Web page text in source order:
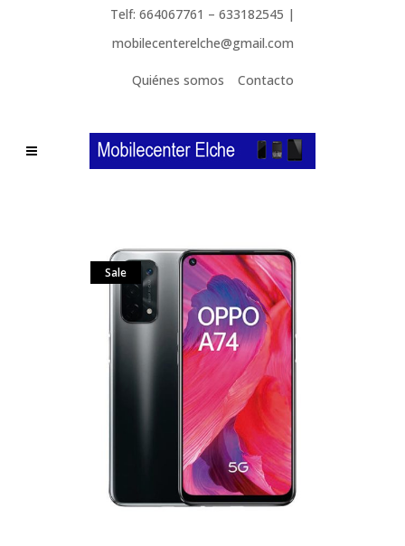
Telf: 664067761 – 633182545 |
mobilecenterelche@gmail.com
Quiénes somos Contacto
Sale